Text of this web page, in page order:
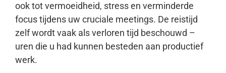
ook tot vermoeidheid, stress en verminderde
focus tijdens uw cruciale meetings. De reistijd
zelf wordt vaak als verloren tijd beschouwd –
uren die u had kunnen besteden aan productief
werk.